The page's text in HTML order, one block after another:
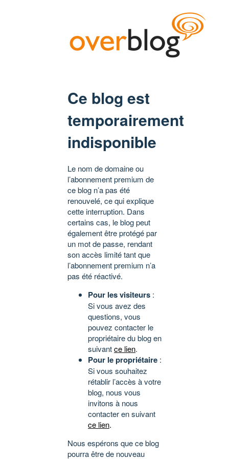
Ce blog est
temporairement
indisponible
Le nom de domaine ou
l’abonnement premium de
ce blog n’a pas été
renouvelé, ce qui explique
cette interruption. Dans
certains cas, le blog peut
également être protégé par
un mot de passe, rendant
son accès limité tant que
l’abonnement premium n’a
pas été réactivé.
Pour les visiteurs :
Si vous avez des
questions, vous
pouvez contacter le
propriétaire du blog en
suivantce lien.
Pour le propriétaire :
Si vous souhaitez
rétablir l’accès à votre
blog, nous vous
invitons à nous
contacter en suivant
ce lien.
Nous espérons que ce blog
pourra être de nouveau